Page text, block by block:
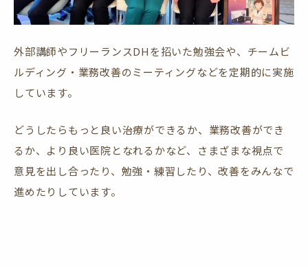
外部講師やフリーランスDHを招いた勉強会や、チームビ
ルディング・業務改善のミーティングなどを定期的に実施
しています。
どうしたらもっと良い治療ができるか、業務改善ができ
るか、より良い医院となれるかなど、さまざまな視点で
意見を出し合ったり、勉強・練習したり、改善をみんなで
進めたりしています。